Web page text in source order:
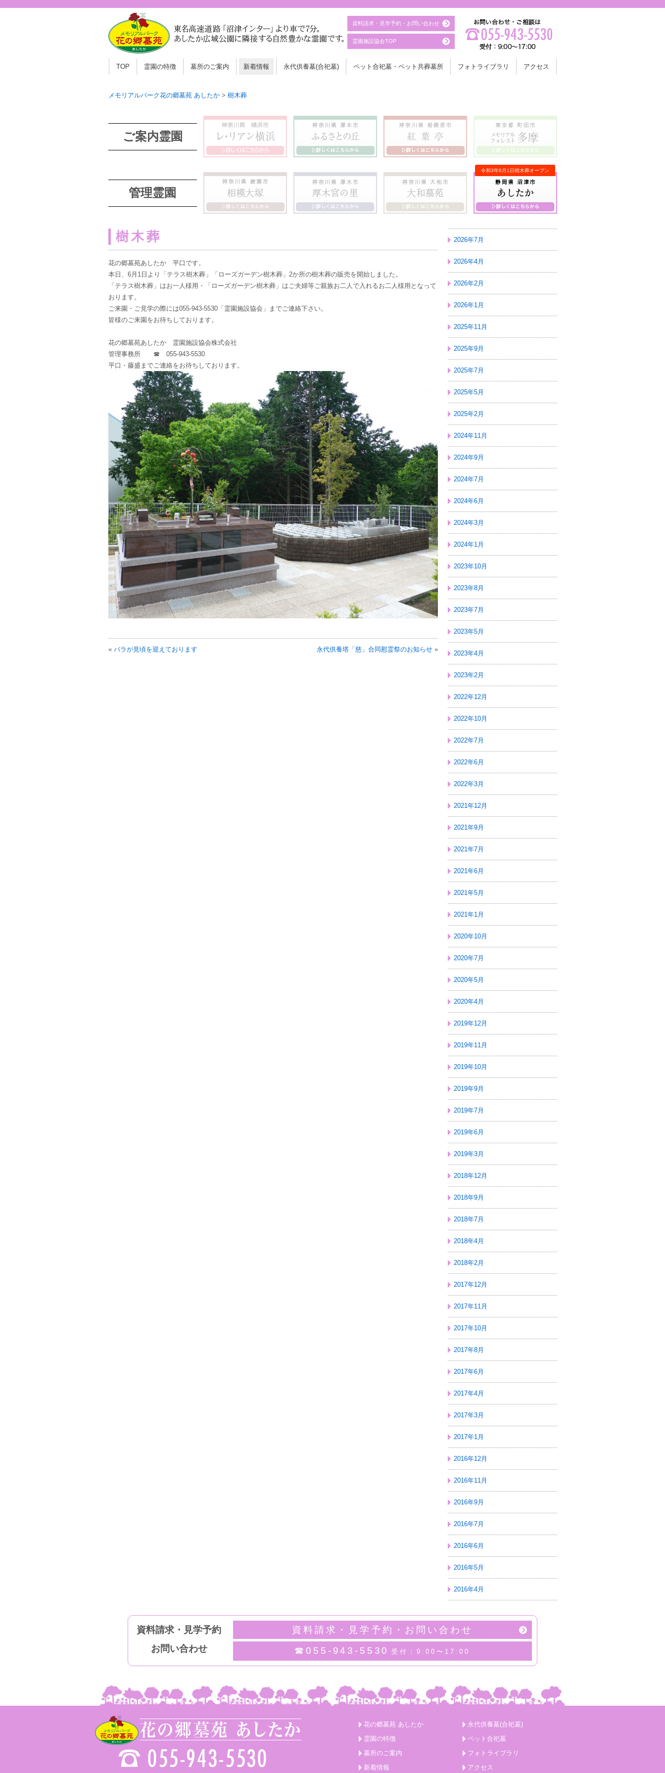
資料請求・見学予約・お問い合わせ
霊園施設協会TOP
TOP 霊園の特徴 墓所のご案内 新着情報 永代供養墓(合祀墓) ペット合祀墓・ペット共葬墓所 フォトライブラリ アクセス
メモリアルパーク花の郷墓苑 あしたか> 樹木葬
ご案内霊園
管理霊園
樹木葬
花の郷墓苑あしたか 平口です。
本日、6月1日より「テラス樹木葬」「ローズガーデン樹木葬」2か所の樹木葬の販売を開始しました。
「テラス樹木葬」はお一人様用・「ローズガーデン樹木葬」はご夫婦等ご親族お二人で入れるお二人様用となって
おります。
ご来園・ご見学の際には055-943-5530「霊園施設協会」までご連絡下さい。
皆様のご来園をお待ちしております。
花の郷墓苑あしたか 霊園施設協会株式会社
管理事務所 ☎ 055-943-5530
平口・藤盛までご連絡をお待ちしております。
« バラが見頃を迎えております 永代供養塔「慈」合同慰霊祭のお知らせ»
2026年7月
2026年4月
2026年2月
2026年1月
2025年11月
2025年9月
2025年7月
2025年5月
2025年2月
2024年11月
2024年9月
2024年7月
2024年6月
2024年3月
2024年1月
2023年10月
2023年8月
2023年7月
2023年5月
2023年4月
2023年2月
2022年12月
2022年10月
2022年7月
2022年6月
2022年3月
2021年12月
2021年9月
2021年7月
2021年6月
2021年5月
2021年1月
2020年10月
2020年7月
2020年5月
2020年4月
2019年12月
2019年11月
2019年10月
2019年9月
2019年7月
2019年6月
2019年3月
2018年12月
2018年9月
2018年7月
2018年4月
2018年2月
2017年12月
2017年11月
2017年10月
2017年8月
2017年6月
2017年4月
2017年3月
2017年1月
2016年12月
2016年11月
2016年9月
2016年7月
2016年6月
2016年5月
2016年4月
資料請求・見学予約
お問い合わせ
資料請求・見学予約・お問い合わせ
☎055-943-5530
受付：9:00〜17:00
花の郷墓苑 あしたか
霊園の特徴
墓所のご案内
新着情報
永代供養墓(合祀墓)
ペット合祀墓
フォトライブラリ
アクセス